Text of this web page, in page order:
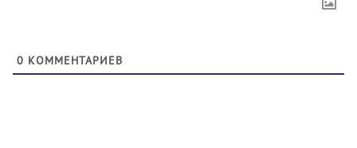
0 КОММЕНТАРИЕВ